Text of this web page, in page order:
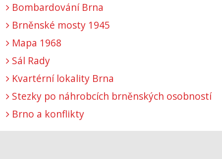
Bombardování Brna
Brněnské mosty 1945
Mapa 1968
Sál Rady
Kvartérní lokality Brna
Stezky po náhrobcích brněnských osobností
Brno a konflikty